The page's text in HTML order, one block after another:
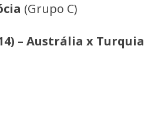
(Grupo C)
– Austrália x Turquia